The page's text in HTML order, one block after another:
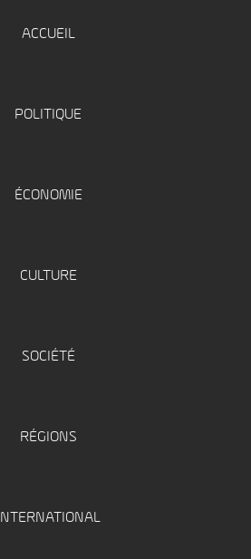
ACCUEIL
POLITIQUE
ÉCONOMIE
CULTURE
SOCIÉTÉ
RÉGIONS
INTERNATIONAL